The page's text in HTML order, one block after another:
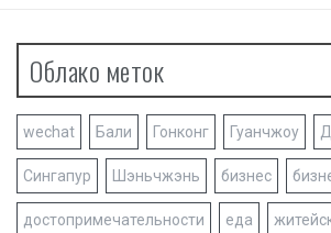
с
я
м
Облако меток
wechat Бали Гонконг Гуанчжоу
Сингапур Шэньчжэнь бизнес
достопримечательности еда